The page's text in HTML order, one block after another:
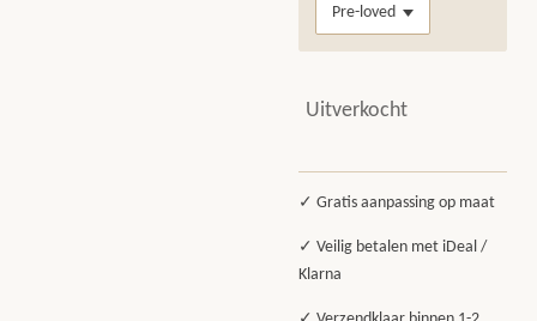
Uitverkocht
✓ Gratis aanpassing op maat
✓ Veilig betalen met iDeal /
Klarna